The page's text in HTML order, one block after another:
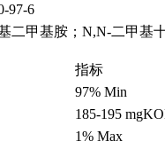
97-6
二甲基胺；N,N-二甲基
指标
97% Min
185-195
1% Max